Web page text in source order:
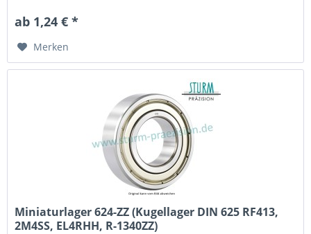
ab 1,24 € *
Merken
Miniaturlager 624-ZZ (Kugellager DIN 625 RF413,
2M4SS, EL4RHH, R-1340ZZ)